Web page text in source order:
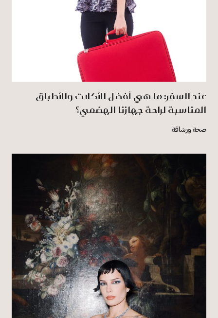
عند السفر: ما هي أفضل الأكلات والأطباق
المناسبة لراحة جهازنا الهضمي؟
صحة ورشاقة